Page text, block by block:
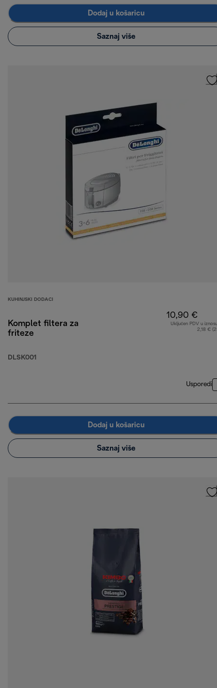
Dodaj u košaricu
Saznaj više
KUHINJSKI DODACI
Komplet filtera za
friteze
DLSK001
10,90 €
Uključen PDV u
2,18 €
Usporedi
Dodaj u košaricu
Saznaj više